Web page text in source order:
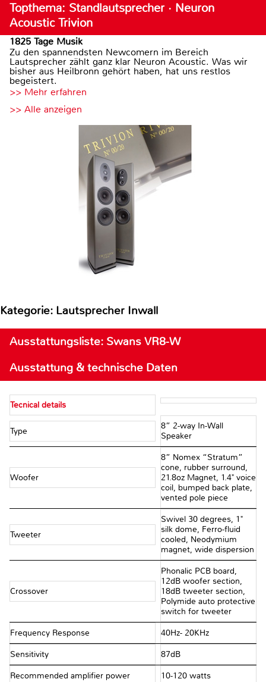
Topthema: Standlautsprecher · Neuron
Acoustic Trivion
1825 Tage Musik
Zu den spannendsten Newcomern im Bereich
Lautsprecher zählt ganz klar Neuron Acoustic. Was wir
bisher aus Heilbronn gehört haben, hat uns restlos
begeistert.
>> Mehr erfahren
>> Alle anzeigen
Kategorie: Lautsprecher Inwall
Ausstattungsliste: Swans VR8-W
Ausstattung & technische Daten
Tecnical details
Type
8” 2-way In-Wall
Speaker
Woofer
8” Nomex “Stratum”
cone, rubber surround,
21.8oz Magnet, 1.4" voice
coil, bumped back plate,
vented pole piece
Tweeter
Swivel 30 degrees, 1"
silk dome, Ferro-fluid
cooled, Neodymium
magnet, wide dispersion
Crossover
Phonalic PCB board,
12dB woofer section,
18dB tweeter section,
Polymide auto protective
switch for tweeter
Frequency Response 40Hz- 20KHz
Sensitivity 87dB
Recommended amplifier power 10-120 watts